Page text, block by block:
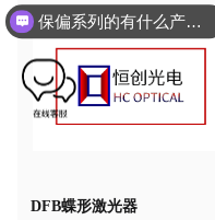
DFB蝶形激光器
保偏系列的有什么产品？